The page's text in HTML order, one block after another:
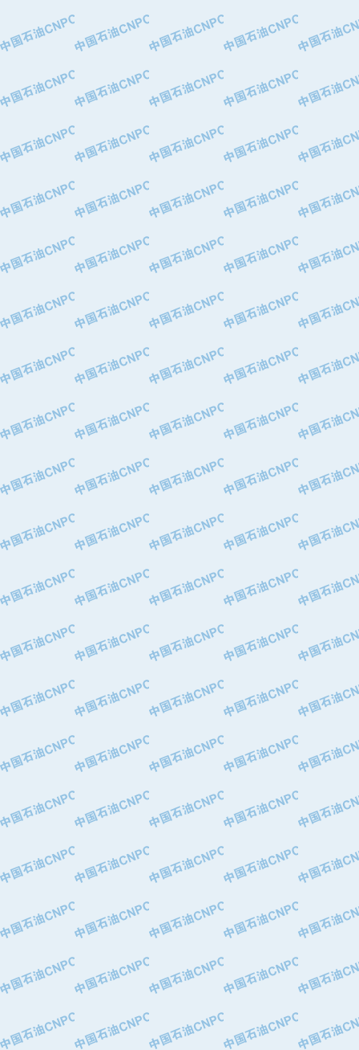
·北京中旭阳光石油天然气科技有限公
·托肯恒山科技（广州）有限公司
·北京德泰联华科技发展有限公司
·美钻石油钻采系统（上海）有限公司
·陕西爱瑞德控制工程有限公司
·成都皖东仪表电缆成套系统有限公司
·成都中寰机电设备有限公司
·河北保定天威集团特变电气有限公司
·中国石油辽阳石油化纤公司
·托肯恒山科技（广州）有限公司
·大庆油田飞马有限公司
·大庆油田有限责任公司
·中国石油华北油田公司
·中国石油锦西石化分公司
·天津钢管集团股份有限公司
·深圳市肯多斯实业发展有限公司
·瓦卢瑞克.曼内斯曼石油专用管（德
·无锡西姆莱斯石油专用管制造有限公
·武汉钢铁（集团）公司
·太原钢铁(集团)有限公司
·马鞍山钢铁股份有限公司
·中国石油天然气股份有限公司兰州石